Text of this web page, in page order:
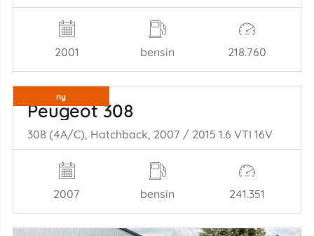
2001 bensin 218.760
ny
Peugeot 308
308 (4A/C), Hatchback, 2007 / 2015 1.6 VTI 16V
2007 bensin 241.351